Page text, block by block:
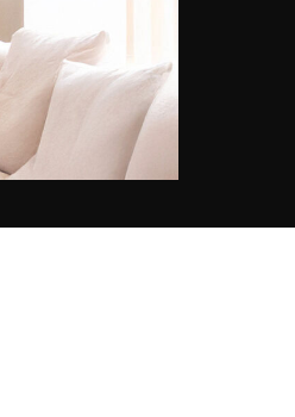
publicaties als Vogue en
Bazaar. Naast haar
experimenteert ze
en persoonlijke
waarbij ze een unieke